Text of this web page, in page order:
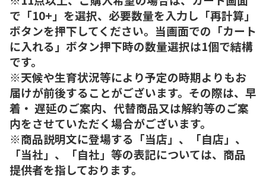
で「10+」を選択、必要数量を入力し「再計算」
ボタンを押下してください。当画面での「カート
に入れる」ボタン押下時の数量選択は1個で結構
です。
※天候や生育状況等により予定の時期よりもお
届けが前後することがございます。その際は、早
着・ 遅延のご案内、代替商品又は解約等のご案
内をさせていただく場合がございます。
※商品説明文に登場する「当店」、「自店」、
「当社」、「自社」等の表記については、商品
提供者を指しております。